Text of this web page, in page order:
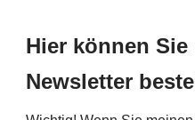
Hier können Sie
Newsletter